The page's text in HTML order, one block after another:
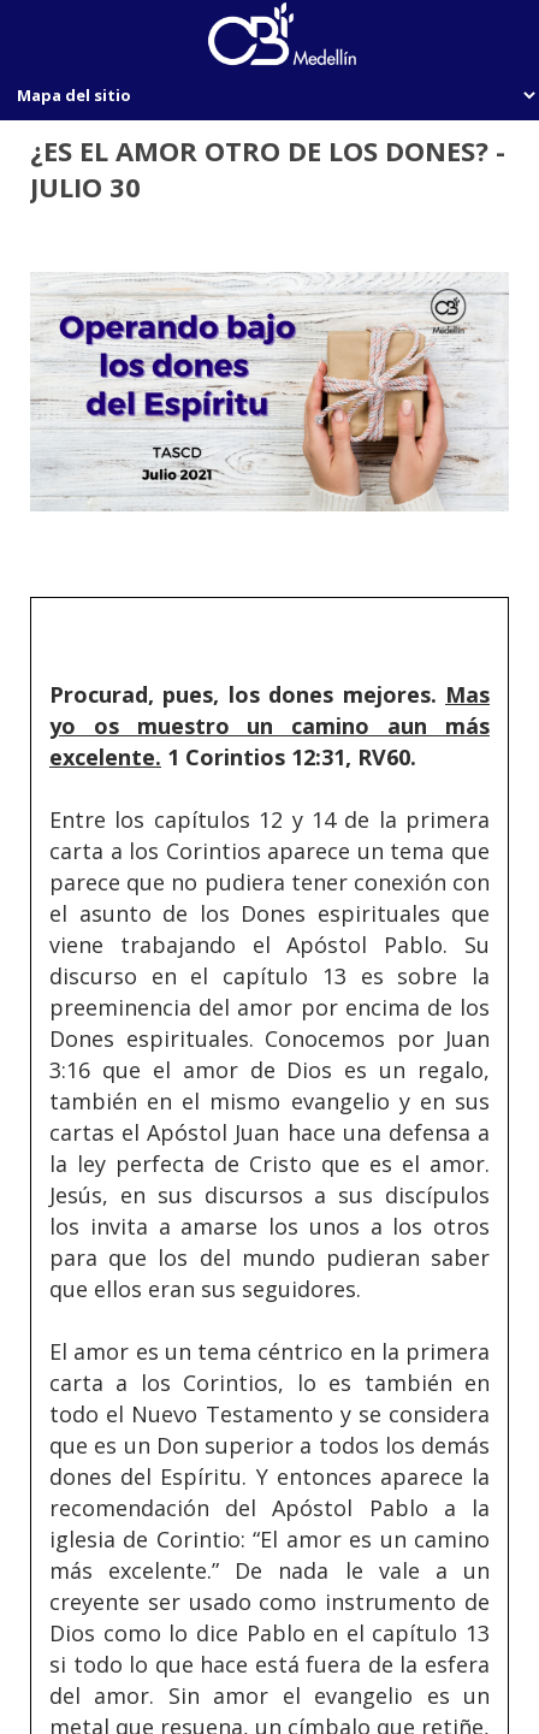
¿ES EL AMOR OTRO DE LOS DONES? -
JULIO 30
Procurad, pues, los dones mejores. Mas
yo os muestro un camino aun más
excelente. 1 Corintios 12:31, RV60.
Entre los capítulos 12 y 14 de la primera
carta a los Corintios aparece un tema que
parece que no pudiera tener conexión con
el asunto de los Dones espirituales que
viene trabajando el Apóstol Pablo. Su
discurso en el capítulo 13 es sobre la
preeminencia del amor por encima de los
Dones espirituales. Conocemos por Juan
3:16 que el amor de Dios es un regalo,
también en el mismo evangelio y en sus
cartas el Apóstol Juan hace una defensa a
la ley perfecta de Cristo que es el amor.
Jesús, en sus discursos a sus discípulos
los invita a amarse los unos a los otros
para que los del mundo pudieran saber
que ellos eran sus seguidores.
El amor es un tema céntrico en la primera
carta a los Corintios, lo es también en
todo el Nuevo Testamento y se considera
que es un Don superior a todos los demás
dones del Espíritu. Y entonces aparece la
recomendación del Apóstol Pablo a la
iglesia de Corintio: “El amor es un camino
más excelente.” De nada le vale a un
creyente ser usado como instrumento de
Dios como lo dice Pablo en el capítulo 13
si todo lo que hace está fuera de la esfera
del amor. Sin amor el evangelio es un
metal que resuena, un címbalo que retiñe,